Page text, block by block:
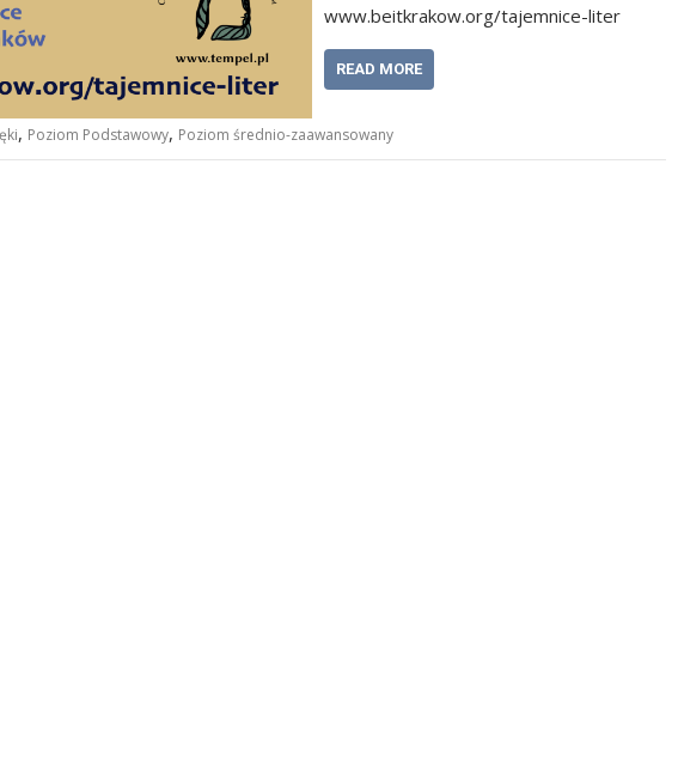
www.beitkrakow.org/tajemnice-liter
READ MORE
, Poziom Podstawowy, Poziom średnio-zaawansowany